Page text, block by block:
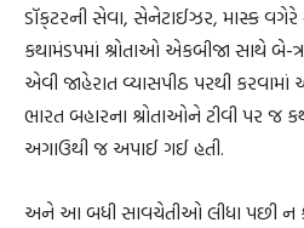
ડૉક્‌ટરની સેવા, સેનેટાઈઝર, માસ્ક વગેરે
કથામંડપમાં શ્રોતાઓ એકબીજા સાથે
એવી જાહેરાત વ્યાસપીઠ પરથી
ભારત બહારના શ્રોતાઓને ટીવી પર જ
અગાઉથી જ અપાઈ ગઈ હતી.
અને આ બધી સાવચેતીઓ લીધા પછી ન